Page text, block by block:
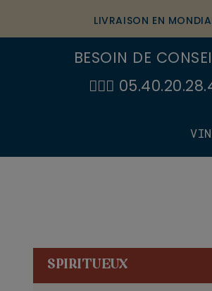
LIVRAISON EN
BESOIN DE
🙋🏼‍♂️
SPIRITUEUX